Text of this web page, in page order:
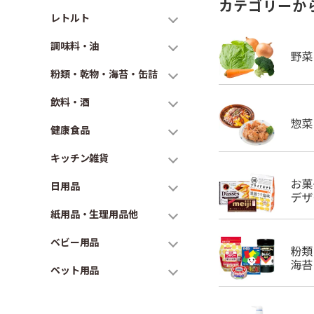
レトルト
調味料・油
粉類・乾物・海苔・缶詰
飲料・酒
健康食品
キッチン雑貨
日用品
紙用品・生理用品他
ベビー用品
ペット用品
カテゴリーか